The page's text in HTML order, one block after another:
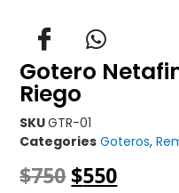
Gotero
Riego
SKUGTR-01
Categories Goteros,
$750 $550